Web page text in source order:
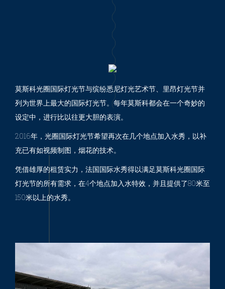
莫斯科光圈国际灯光节与缤纷悉尼灯光艺术节、里昂灯光节并
列为世界上最大的国际灯光节。每年莫斯科都会在一个奇妙的
设定中，进行比以往更大胆的表演。
2016年，光圈国际灯光节希望再次在几个地点加入水秀，以补
充已有如视频制图，烟花的技术。
凭借雄厚的租赁实力，法国国际水秀得以满足莫斯科光圈国际
灯光节的所有需求，在4个地点加入水特效，并且提供了80米至
150米以上的水秀。